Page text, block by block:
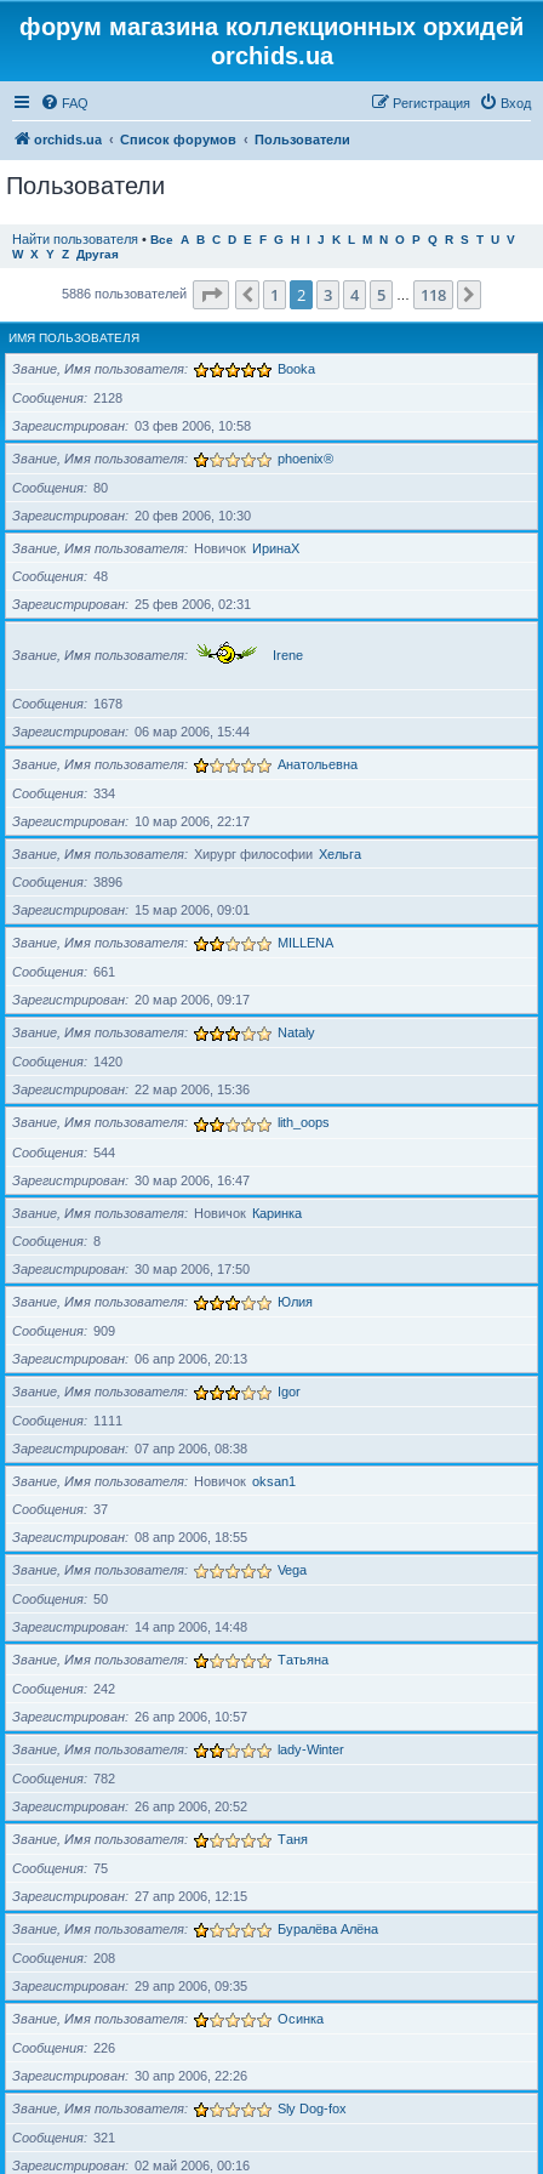
форум магазина коллекционных орхидей
orchids.ua
FAQ Вход
Регистрация
orchids.ua Список форумов Пользователи
Пользователи
Найти пользователя • Все A B C D E F G H I J K L M N O P Q R S T U V
W X Y Z Другая
5886 пользователей Страница из 118
Пред.
1 2 3 4 5 118
ИМЯ ПОЛЬЗОВАТЕЛЯ
Звание, Имя пользователя Booka
Сообщения
2128
Зарегистрирован
03 фев 2006, 10:58
Звание, Имя пользователя phoenix®
Сообщения
80
Зарегистрирован
20 фев 2006, 10:30
Звание, Имя пользователя Новичок ИринаХ
Сообщения
48
Зарегистрирован
25 фев 2006, 02:31
Звание, Имя пользователя Irene
Сообщения
1678
Зарегистрирован
06 мар 2006, 15:44
Звание, Имя пользователя Анатольевна
Сообщения
334
Зарегистрирован
10 мар 2006, 22:17
Звание, Имя пользователя Хирург философии Хельга
Сообщения
3896
Зарегистрирован
15 мар 2006, 09:01
Звание, Имя пользователя MILLENA
Сообщения
661
Зарегистрирован
20 мар 2006, 09:17
Звание, Имя пользователя Nataly
Сообщения
1420
Зарегистрирован
22 мар 2006, 15:36
Звание, Имя пользователя lith_oops
Сообщения
544
Зарегистрирован
30 мар 2006, 16:47
Звание, Имя пользователя Новичок Каринка
Сообщения
8
Зарегистрирован
30 мар 2006, 17:50
Звание, Имя пользователя Юлия
Сообщения
909
Зарегистрирован
06 апр 2006, 20:13
Звание, Имя пользователя Igor
Сообщения
1111
Зарегистрирован
07 апр 2006, 08:38
Звание, Имя пользователя Новичок oksan1
Сообщения
37
Зарегистрирован
08 апр 2006, 18:55
Звание, Имя пользователя Vega
Сообщения
50
Зарегистрирован
14 апр 2006, 14:48
Звание, Имя пользователя Татьяна
Сообщения
242
Зарегистрирован
26 апр 2006, 10:57
Звание, Имя пользователя lady-Winter
Сообщения
782
Зарегистрирован
26 апр 2006, 20:52
Звание, Имя пользователя Таня
Сообщения
75
Зарегистрирован
27 апр 2006, 12:15
Звание, Имя пользователя Буралёва Алёна
Сообщения
208
Зарегистрирован
29 апр 2006, 09:35
Звание, Имя пользователя Осинка
Сообщения
226
Зарегистрирован
30 апр 2006, 22:26
Звание, Имя пользователя Sly Dog-fox
Сообщения
321
Зарегистрирован
02 май 2006, 00:16